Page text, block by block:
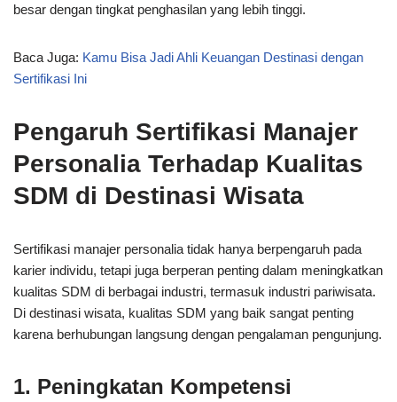
besar dengan tingkat penghasilan yang lebih tinggi.
Baca Juga: Kamu Bisa Jadi Ahli Keuangan Destinasi dengan
Sertifikasi Ini
Pengaruh Sertifikasi Manajer
Personalia Terhadap Kualitas
SDM di Destinasi Wisata
Sertifikasi manajer personalia tidak hanya berpengaruh pada
karier individu, tetapi juga berperan penting dalam meningkatkan
kualitas SDM di berbagai industri, termasuk industri pariwisata.
Di destinasi wisata, kualitas SDM yang baik sangat penting
karena berhubungan langsung dengan pengalaman pengunjung.
1. Peningkatan Kompetensi